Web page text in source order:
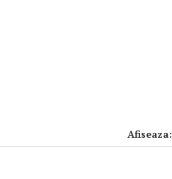
Afiseaza: